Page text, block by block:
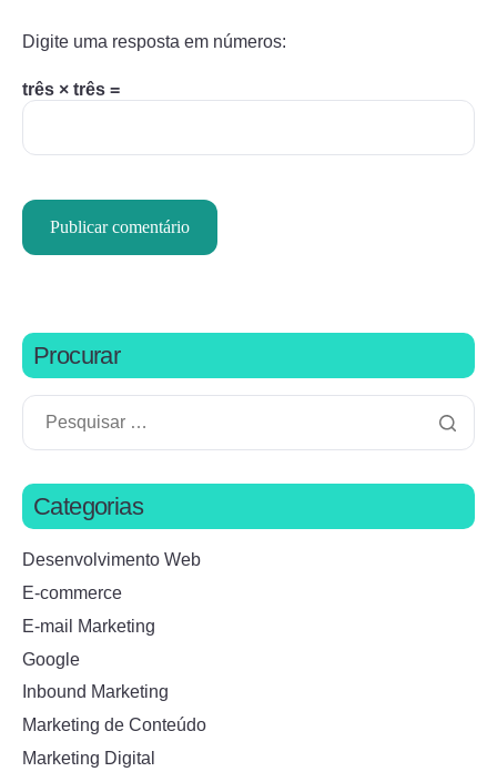
Digite uma resposta em números:
três × três =
Procurar
Categorias
Desenvolvimento Web
E-commerce
E-mail Marketing
Google
Inbound Marketing
Marketing de Conteúdo
Marketing Digital